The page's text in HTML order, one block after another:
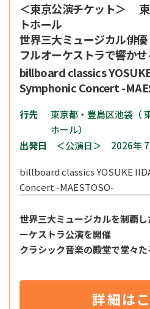
＜東京公演チケット＞ 東
トホール
世界三大ミュージカル俳
フルオーケストラで響かせ
billboard classics
Symphonic Concert -
行先
東京都・豊島区池袋（
ホール）
出発日
＜公演日＞ 2026年 7
billboard classics YOSUKE
Concert -MAESTOSO-
世界三大ミュージカルを制覇し
ーケストラ公演を開催
クラシック音楽の殿堂で堂々
詳細は